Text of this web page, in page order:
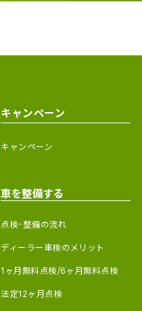
キャンペーン
キャンペーン
車を整備する
点検･整備の流れ
ディーラー車検のメリット
1ヶ月無料点検/6ヶ月無料点検
法定12ヶ月点検